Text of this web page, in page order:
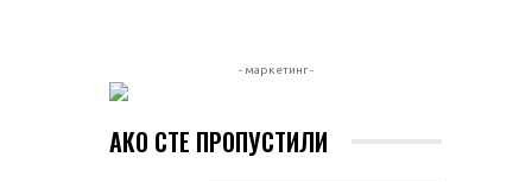
- маркетинг -
АКО СТЕ ПРОПУСТИЛИ